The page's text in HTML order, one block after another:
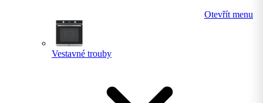
Otevřít menu
Vestavné trouby